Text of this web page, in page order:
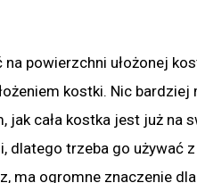
powierzchni ułożonej
kostki. Nic
cała kostka jest już na
dlatego trzeba go używać
ma ogromne znaczenie